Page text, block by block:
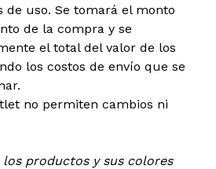
de uso. Se tomará el monto
de la compra y se
el total del valor de los
los costos de envío que se
no permiten cambios ni
los productos y sus colores